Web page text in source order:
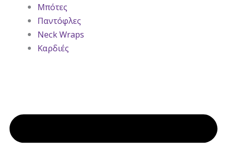
Μπότες
Παντόφλες
Neck Wraps
Καρδιές